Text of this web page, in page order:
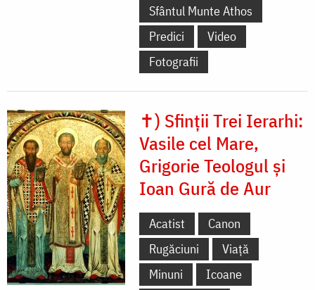
Sfântul Munte Athos
Predici
Video
Fotografii
✝) Sfinții Trei Ierarhi:
Vasile cel Mare,
Grigorie Teologul și
Ioan Gură de Aur
Acatist
Canon
Rugăciuni
Viață
Minuni
Icoane